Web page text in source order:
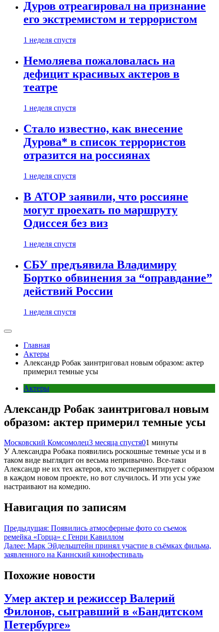
Дуров отреагировал на признание
его экстремистом и террористом
1 неделя спустя
Немоляева пожаловалась на
дефицит красивых актеров в
театре
1 неделя спустя
Стало известно, как внесение
Дурова* в список террористов
отразится на россиянах
1 неделя спустя
В АТОР заявили, что россияне
могут проехать по маршруту
Одиссея без виз
1 неделя спустя
СБУ предъявила Владимиру
Бортко обвинения за “оправдание”
действий России
1 неделя спустя
Главная
Актеры
Александр Робак заинтриговал новым образом: актер
примерил темные усы
Актеры
Александр Робак заинтриговал новым
образом: актер примерил темные усы
Московский Комсомолец3 месяца спустя01 минуты
У Александра Робака появились роскошные темные усы и в
таком виде выглядит он весьма непривычно. Все-таки
Александр не их тех актеров, кто экспериментирует с образом
в каждом новом проекте, но вот случилось. И эти усы уже
настраивают на комедию.
Навигация по записям
Предыдущая: Появились атмосферные фото со съемок
ремейка «Горца» с Генри Кавиллом
Далее: Марк Эйдельштейн принял участие в съёмках фильма,
заявленного на Каннский кинофестиваль
Похожие новости
Умер актер и режиссер Валерий
Филонов, сыгравший в «Бандитском
Петербурге»